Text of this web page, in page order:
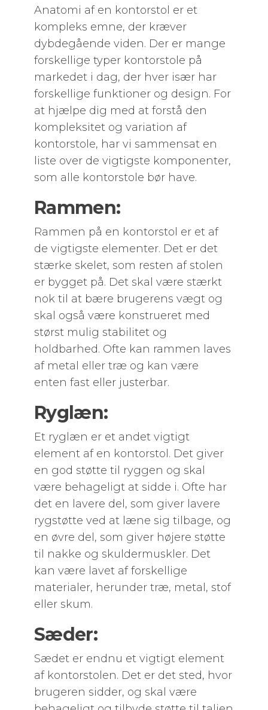
Anatomi af en kontorstol er et
kompleks emne, der kræver
dybdegående viden. Der er mange
forskellige typer kontorstole på
markedet i dag, der hver især har
forskellige funktioner og design. For
at hjælpe dig med at forstå den
kompleksitet og variation af
kontorstole, har vi sammensat en
liste over de vigtigste komponenter,
som alle kontorstole bør have.
Rammen:
Rammen på en kontorstol er et af
de vigtigste elementer. Det er det
stærke skelet, som resten af stolen
er bygget på. Det skal være stærkt
nok til at bære brugerens vægt og
skal også være konstrueret med
størst mulig stabilitet og
holdbarhed. Ofte kan rammen laves
af metal eller træ og kan være
enten fast eller justerbar.
Ryglæn:
Et ryglæn er et andet vigtigt
element af en kontorstol. Det giver
en god støtte til ryggen og skal
være behageligt at sidde i. Ofte har
det en lavere del, som giver lavere
rygstøtte ved at læne sig tilbage, og
en øvre del, som giver højere støtte
til nakke og skuldermuskler. Det
kan være lavet af forskellige
materialer, herunder træ, metal, stof
eller skum.
Sæder:
Sædet er endnu et vigtigt element
af kontorstolen. Det er det sted, hvor
brugeren sidder, og skal være